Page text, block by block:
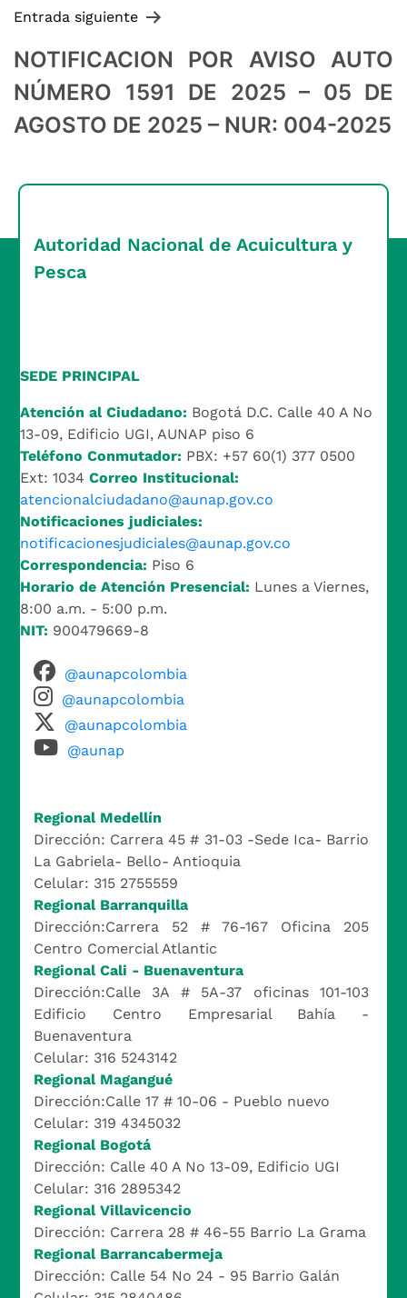
Entrada siguiente
NOTIFICACION POR AVISO AUTO
NÚMERO 1591 DE 2025 – 05 DE
AGOSTO DE 2025 – NUR: 004-2025
Autoridad Nacional de Acuicultura y
Pesca
SEDE PRINCIPAL
Atención al Ciudadano: Bogotá D.C. Calle 40 A No
13-09, Edificio UGI, AUNAP piso 6
Teléfono Conmutador: PBX: +57 60(1) 377 0500
Ext: 1034 Correo Institucional:
atencionalciudadano@aunap.gov.co
Notificaciones judiciales:
notificacionesjudiciales@aunap.gov.co
Correspondencia: Piso 6
Horario de Atención Presencial: Lunes a Viernes,
8:00 a.m. - 5:00 p.m.
NIT: 900479669-8
@aunapcolombia
@aunapcolombia
@aunapcolombia
@aunap
Regional Medellín
Dirección: Carrera 45 # 31-03 -Sede Ica- Barrio
La Gabriela- Bello- Antioquia
Celular: 315 2755559
Regional Barranquilla
Dirección:Carrera 52 # 76-167 Oficina 205
Centro Comercial Atlantic
Regional Cali - Buenaventura
Dirección:Calle 3A # 5A-37 oficinas 101-103
Edificio Centro Empresarial Bahía -
Buenaventura
Celular: 316 5243142
Regional Magangué
Dirección:Calle 17 # 10-06 - Pueblo nuevo
Celular: 319 4345032
Regional Bogotá
Dirección: Calle 40 A No 13-09, Edificio UGI
Celular: 316 2895342
Regional Villavicencio
Dirección: Carrera 28 # 46-55 Barrio La Grama
Regional Barrancabermeja
Dirección: Calle 54 No 24 - 95 Barrio Galán